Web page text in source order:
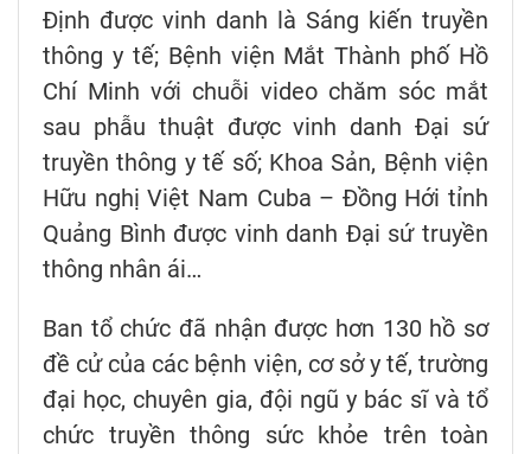
Định được vinh danh là Sáng kiến truyền
thông y tế; Bệnh viện Mắt Thành phố Hồ
Chí Minh với chuỗi video chăm sóc mắt
sau phẫu thuật được vinh danh Đại sứ
truyền thông y tế số; Khoa Sản, Bệnh viện
Hữu nghị Việt Nam Cuba – Đồng Hới tỉnh
Quảng Bình được vinh danh Đại sứ truyền
thông nhân ái…
Ban tổ chức đã nhận được hơn 130 hồ sơ
đề cử của các bệnh viện, cơ sở y tế, trường
đại học, chuyên gia, đội ngũ y bác sĩ và tổ
chức truyền thông sức khỏe trên toàn